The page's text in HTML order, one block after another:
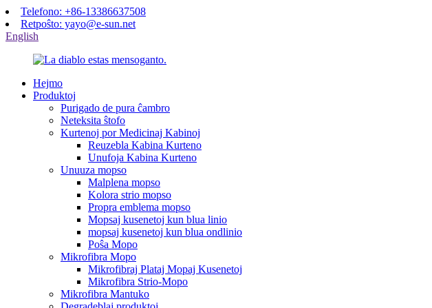
Telefono: +86-13386637508
Retpoŝto: yayo@e-sun.net
English
Hejmo
Produktoj
Purigado de pura ĉambro
Neteksita ŝtofo
Kurtenoj por Medicinaj Kabinoj
Reuzebla Kabina Kurteno
Unufoja Kabina Kurteno
Unuuza mopso
Malplena mopso
Kolora strio mopso
Propra emblema mopso
Mopsaj kusenetoj kun blua linio
mopsaj kusenetoj kun blua ondlinio
Poŝa Mopo
Mikrofibra Mopo
Mikrofibraj Plataj Mopaj Kusenetoj
Mikrofibra Strio-Mopo
Mikrofibra Mantuko